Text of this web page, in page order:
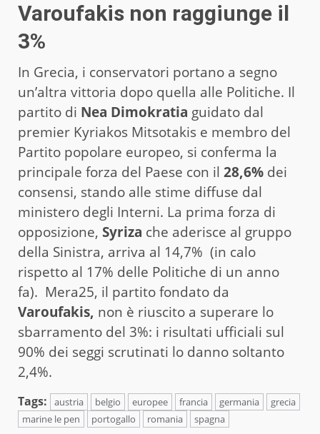
Varoufakis non raggiunge il
3%
In Grecia, i conservatori portano a segno
un’altra vittoria dopo quella alle Politiche. Il
partito di Nea Dimokratia guidato dal
premier Kyriakos Mitsotakis e membro del
Partito popolare europeo, si conferma la
principale forza del Paese con il 28,6% dei
consensi, stando alle stime diffuse dal
ministero degli Interni. La prima forza di
opposizione, Syriza che aderisce al gruppo
della Sinistra, arriva al 14,7% (in calo
rispetto al 17% delle Politiche di un anno
fa). Mera25, il partito fondato da
Varoufakis, non è riuscito a superare lo
sbarramento del 3%: i risultati ufficiali sul
90% dei seggi scrutinati lo danno soltanto
2,4%.
Tags: austria belgio europee francia germania
grecia
marine le pen
portogallo romania spagna